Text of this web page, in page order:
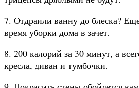
7. Отдраили ванну до блеска?
время уборки дома в зачет.
8. 200 калорий за 30 минут, а
кресла, диван и тумбочки.